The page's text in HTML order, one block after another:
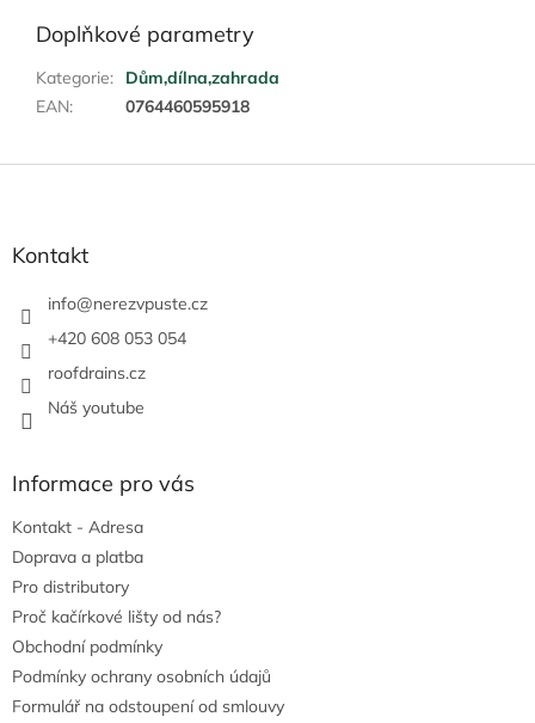
Doplňkové parametry
Kategorie:
Dům,dílna,zahrada
EAN: 0764460595918
Z
Kontakt
info@nerezvpuste.cz
+420 608 053 054
roofdrains.cz
Náš youtube
Informace pro vás
Kontakt - Adresa
Doprava a platba
Pro distributory
Proč kačírkové lišty od nás?
Obchodní podmínky
Podmínky ochrany osobních údajů
Formulář na odstoupení od smlouvy